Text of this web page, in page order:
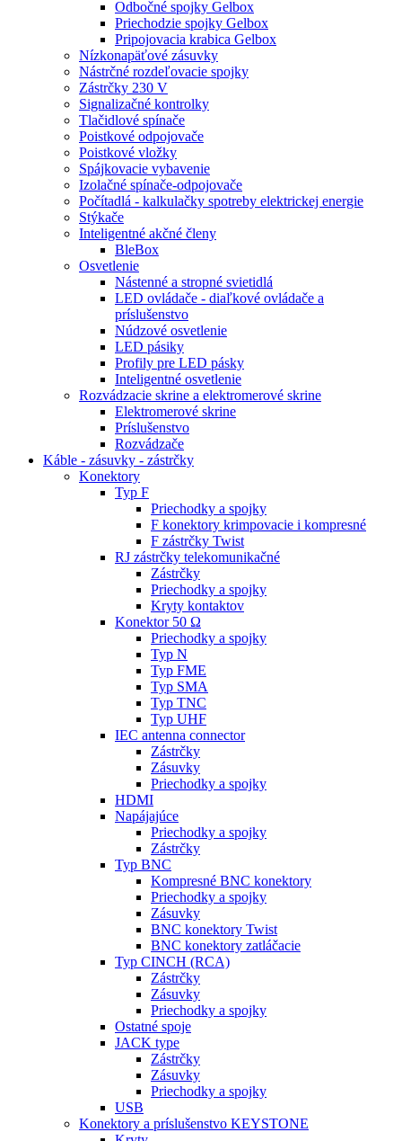
Odbočné spojky Gelbox
Priechodzie spojky Gelbox
Pripojovacia krabica Gelbox
Nízkonapäťové zásuvky
Nástrčné rozdeľovacie spojky
Zástrčky 230 V
Signalizačné kontrolky
Tlačidlové spínače
Poistkové odpojovače
Poistkové vložky
Spájkovacie vybavenie
Izolačné spínače-odpojovače
Počítadlá - kalkulačky spotreby elektrickej energie
Stýkače
Inteligentné akčné členy
BleBox
Osvetlenie
Nástenné a stropné svietidlá
LED ovládače - diaľkové ovládače a
príslušenstvo
Núdzové osvetlenie
LED pásiky
Profily pre LED pásky
Inteligentné osvetlenie
Rozvádzacie skrine a elektromerové skrine
Elektromerové skrine
Príslušenstvo
Rozvádzače
Káble - zásuvky - zástrčky
Konektory
Typ F
Priechodky a spojky
F konektory krimpovacie i kompresné
F zástrčky Twist
RJ zástrčky telekomunikačné
Zástrčky
Priechodky a spojky
Kryty kontaktov
Konektor 50 Ω
Priechodky a spojky
Typ N
Typ FME
Typ SMA
Typ TNC
Typ UHF
IEC antenna connector
Zástrčky
Zásuvky
Priechodky a spojky
HDMI
Napájajúce
Priechodky a spojky
Zástrčky
Typ BNC
Kompresné BNC konektory
Priechodky a spojky
Zásuvky
BNC konektory Twist
BNC konektory zatláčacie
Typ CINCH (RCA)
Zástrčky
Zásuvky
Priechodky a spojky
Ostatné spoje
JACK type
Zástrčky
Zásuvky
Priechodky a spojky
USB
Konektory a príslušenstvo KEYSTONE